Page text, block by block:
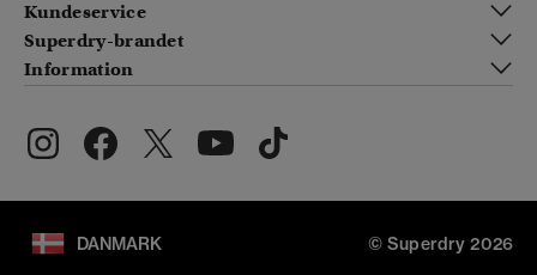
Kundeservice
Superdry-brandet
Information
DANMARK © Superdry 2026